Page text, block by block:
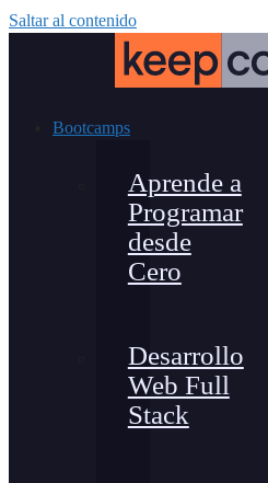
Saltar al contenido
Bootcamps
Aprende a
Programar
desde
Cero
Desarrollo
Web Full
Stack